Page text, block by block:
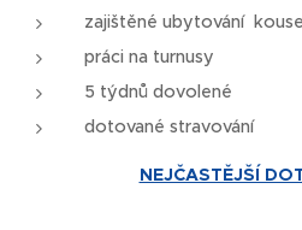
zajištěné ubytování
práci na turnusy
5 týdnů dovolené
dotované stravování
NEJČASTĚJŠÍ